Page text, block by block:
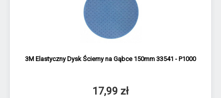
3M Elastyczny Dysk Ścierny na Gąbce 150mm 33541 - P1000
17,99 zł